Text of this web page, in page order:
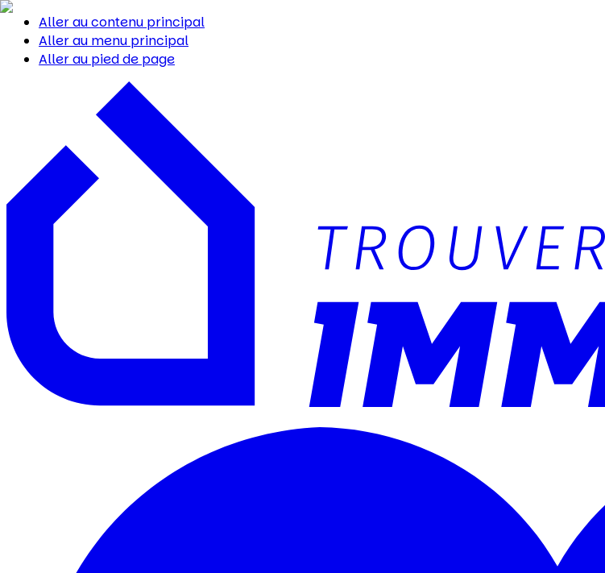
Aller au contenu principal
Aller au menu principal
Aller au pied de page